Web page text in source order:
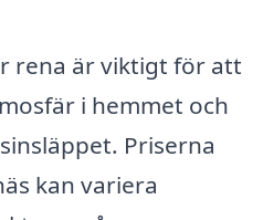
rena är viktigt för att
i hemmet och
Priserna
kan variera